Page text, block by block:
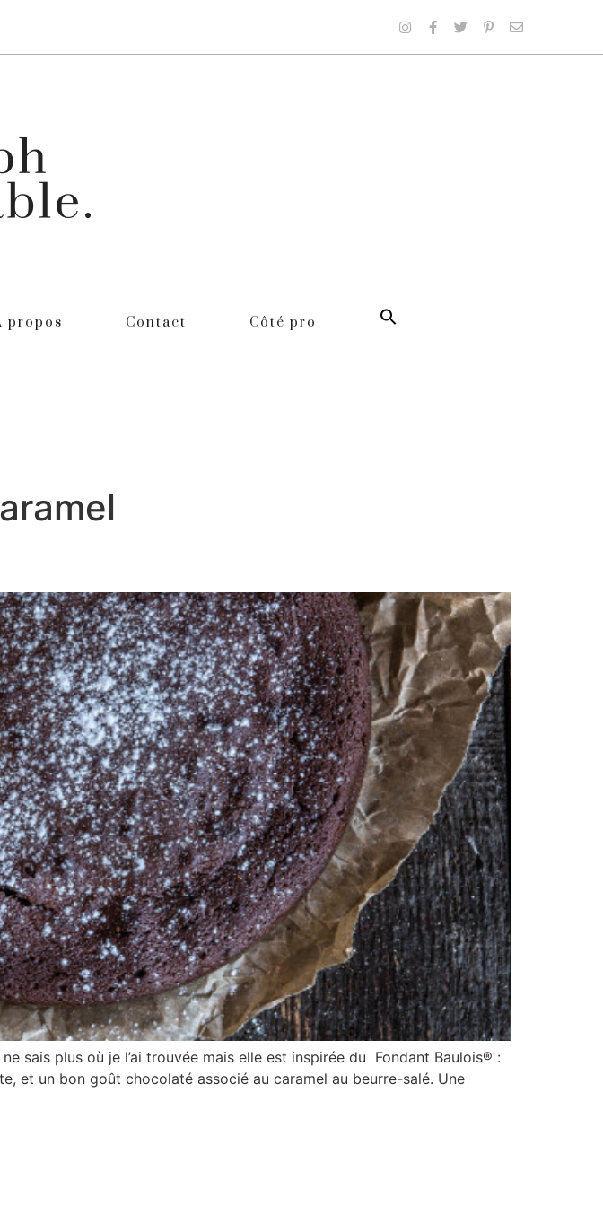
propos Contact Côté pro
sais plus où je l’ai trouvée mais elle est inspirée du Fondant Baulois® :
et un bon goût chocolaté associé au caramel au beurre-salé. Une